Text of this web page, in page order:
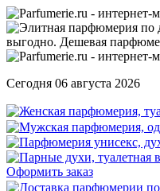
Сегодня 06 августа 2026
Оформить заказ